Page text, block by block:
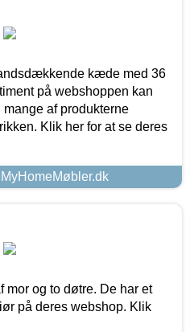
kæde med 36
på webshoppen kan
mange af produkterne
Klik her for at se deres
mor og to døtre. De har et
på deres webshop. Klik